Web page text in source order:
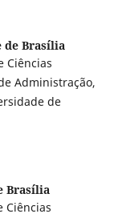
de Brasília
Ciências
Administração,
de
Brasília
Ciências